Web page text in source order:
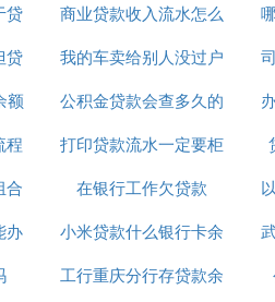
贷
商业贷款收入流水怎么
做
贷
我的车卖给别人没过户
他还给贷款了
额
公积金贷款会查多久的
银行流水
程
打印贷款流水一定要柜
台吗
合
在银行工作欠贷款
办
小米贷款什么银行卡余
额
工行重庆分行存贷款余